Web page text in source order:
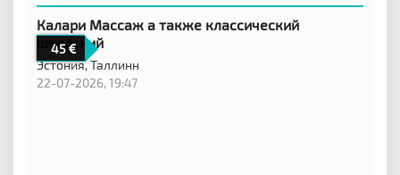
45
Калари Массаж а также классический
шведский
Эстония,Таллинн
22-07-2026, 19:47